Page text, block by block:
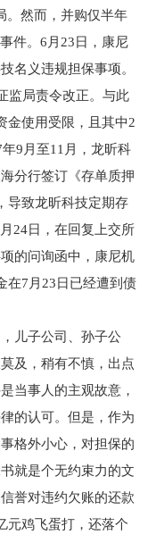
。然而，并购仅半年
件。6月23日，康尼
名义违规担保事项。
监局责令改正。与此
金使用受限，且其中2
9月至11月，龙昕科
分行签订《存单质押
导致龙昕科技定期存
24日，在回复上交所
的问询函中，康尼机
在7月23日已经遭到债
儿子公司、孙子公
及，稍有不慎，出点
当事人的主观故意，
的认可。但是，作为
格外小心，对担保的
就是个无约束力的文
誉对违约欠账的还款
元鸡飞蛋打，还落个